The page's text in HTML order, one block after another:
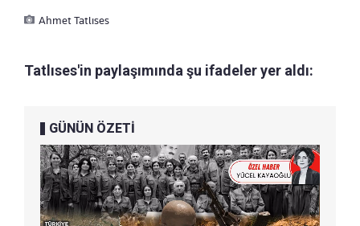
Ahmet Tatlıses
Tatlıses'in paylaşımında şu ifadeler yer aldı:
GÜNÜN ÖZETİ